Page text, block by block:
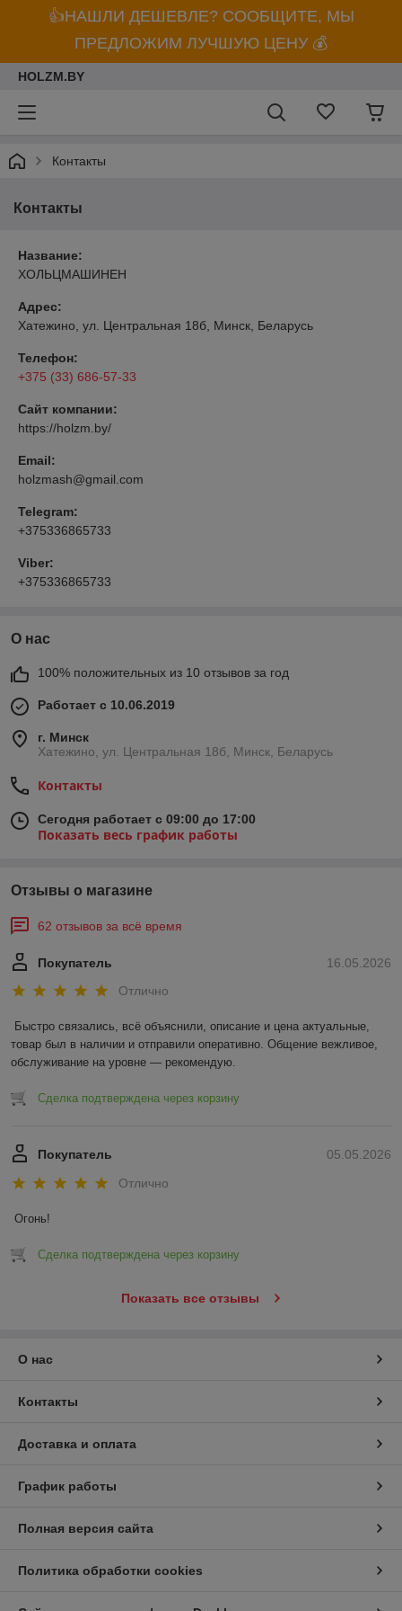
👍НАШЛИ ДЕШЕВЛЕ? СООБЩИТЕ, МЫ
ПРЕДЛОЖИМ ЛУЧШУЮ ЦЕНУ 💰
HOLZM.BY
Контакты
Контакты
Название:
ХОЛЬЦМАШИНЕН
Адрес:
Хатежино, ул. Центральная 18б, Минск, Беларусь
Телефон:
+375 (33) 686-57-33
Сайт компании:
https://holzm.by/
Email:
holzmash@gmail.com
Telegram:
+375336865733
Viber:
+375336865733
О нас
100% положительных из 10 отзывов за год
Работает с 10.06.2019
г. Минск
Хатежино, ул. Центральная 18б, Минск, Беларусь
Контакты
Сегодня работает с 09:00 до 17:00
Показать весь график работы
Отзывы о магазине
62 отзывов за всё время
16.05.2026
Покупатель
Отлично
Быстро связались, всё объяснили, описание и цена актуальные,
товар был в наличии и отправили оперативно. Общение вежливое,
обслуживание на уровне — рекомендую.
Сделка подтверждена через корзину
05.05.2026
Покупатель
Отлично
Огонь!
Сделка подтверждена через корзину
Показать все отзывы
О нас
Контакты
Доставка и оплата
График работы
Полная версия сайта
Политика обработки cookies